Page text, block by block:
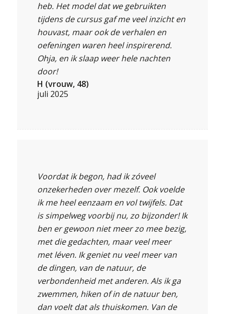
heb. Het model dat we gebruikten
tijdens de cursus gaf me veel inzicht en
houvast, maar ook de verhalen en
oefeningen waren heel inspirerend.
Ohja, en ik slaap weer hele nachten
door!
H (vrouw, 48)
juli 2025
Voordat ik begon, had ik zóveel
onzekerheden over mezelf. Ook voelde
ik me heel eenzaam en vol twijfels. Dat
is simpelweg voorbij nu, zo bijzonder! Ik
ben er gewoon niet meer zo mee bezig,
met die gedachten, maar veel meer
met léven. Ik geniet nu veel meer van
de dingen, van de natuur, de
verbondenheid met anderen. Als ik ga
zwemmen, hiken of in de natuur ben,
dan voelt dat als thuiskomen. Van de